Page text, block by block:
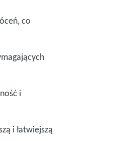
co
i
i łatwiejszą